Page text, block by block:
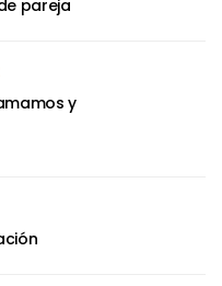
pareja
y